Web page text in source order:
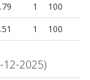
1
100
1 100
12-2025)